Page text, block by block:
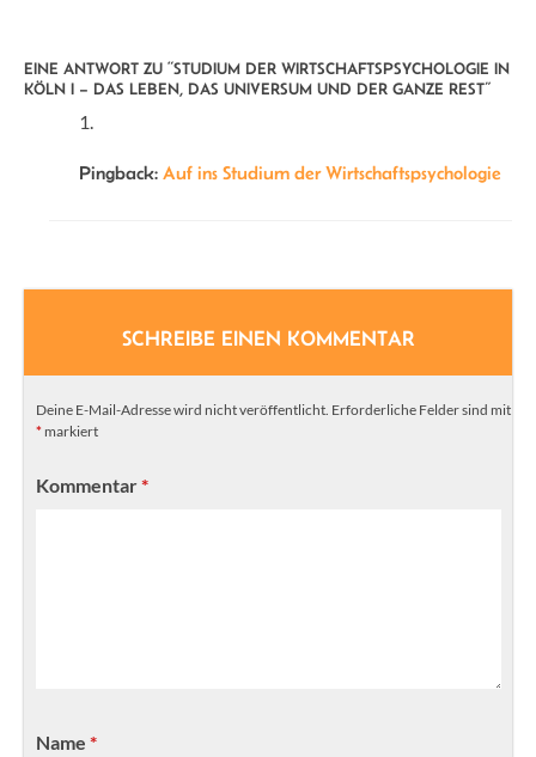
EINE ANTWORT ZU “STUDIUM DER WIRTSCHAFTSPSYCHOLOGIE IN
KÖLN I – DAS LEBEN, DAS UNIVERSUM UND DER GANZE REST”
Pingback: Auf ins Studium der Wirtschaftspsychologie
SCHREIBE EINEN KOMMENTAR
Deine E-Mail-Adresse wird nicht veröffentlicht. Erforderliche Felder sind mit
* markiert
Kommentar*
Name *